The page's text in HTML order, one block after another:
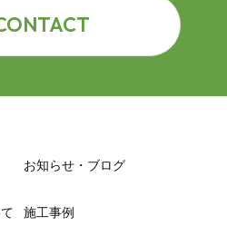
お知らせ・ブログ
施工事例